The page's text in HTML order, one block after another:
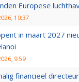
Europese
10:37
in maart 2027
9:59
financieel